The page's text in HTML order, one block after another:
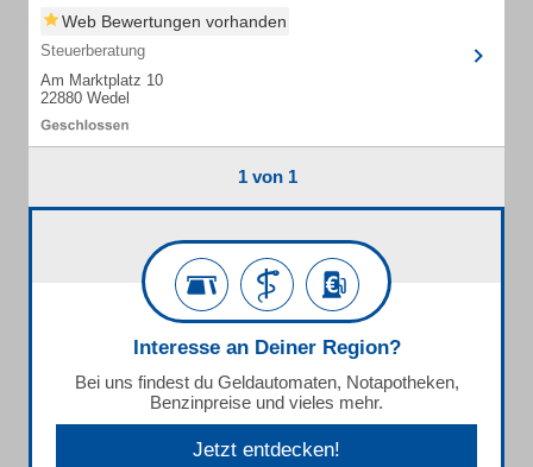
Web Bewertungen vorhanden
Steuerberatung
Am Marktplatz 10
22880 Wedel
1 von 1
Interesse an Deiner Region?
Bei uns findest du Geldautomaten, Notapotheken,
Benzinpreise und vieles mehr.
Jetzt entdecken!